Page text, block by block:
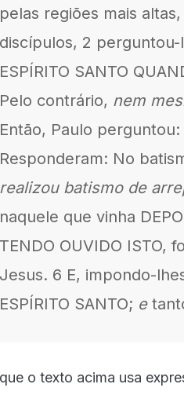
pelas regiões mais
discípulos, 2 perguntou-
ESPÍRITO SANTO
Pelo contrário, nem
Então, Paulo perguntou:
Responderam: No
realizou batismo de
naquele que vinha
TENDO OUVIDO ISTO,
Jesus. 6 E, impondo-
ESPÍRITO SANTO; e
o texto acima usa